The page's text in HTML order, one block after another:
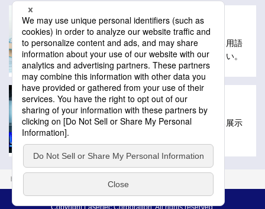
用語解説
レーザーテックの製品や技術に関する用語
解説を掲載しています。ご活用ください。
展示会出展情報
レーザーテックが出展を予定している展示
トップ